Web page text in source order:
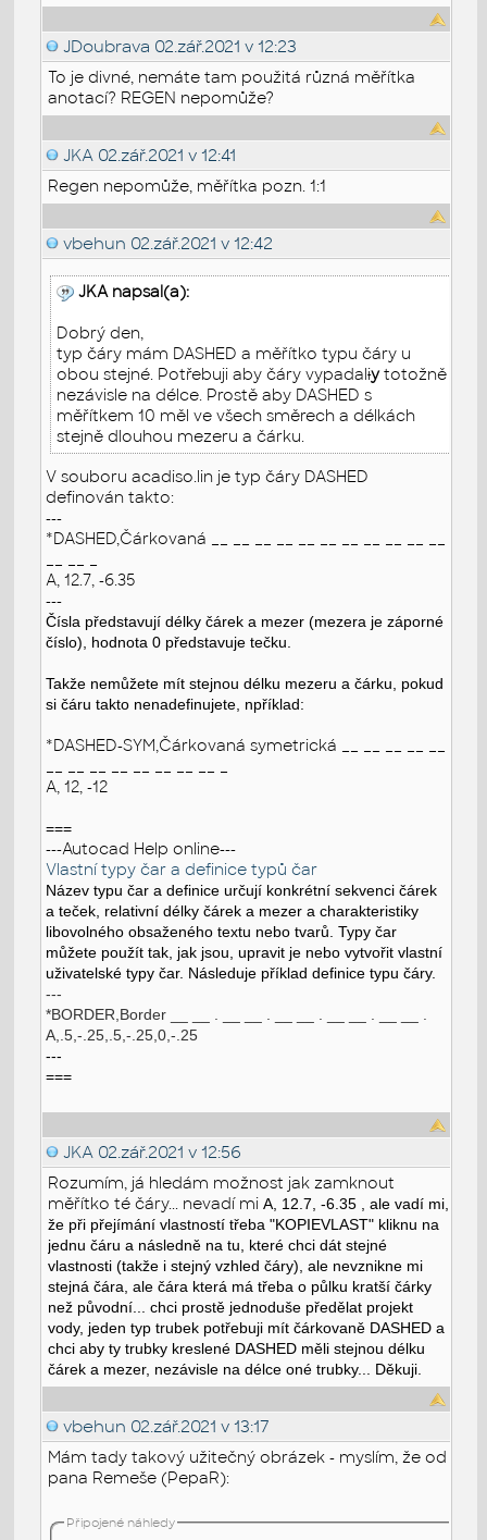
JDoubrava 02.zář.2021 v 12:23
To je divné, nemáte tam použitá různá měřítka
anotací? REGEN nepomůže?
JKA 02.zář.2021 v 12:41
Regen nepomůže, měřítka pozn. 1:1
vbehun 02.zář.2021 v 12:42
JKA napsal(a):
Dobrý den,
typ čáry mám DASHED a měřítko typu čáry u
obou stejné. Potřebuji aby čáry vypadaliytotožně
nezávisle na délce. Prostě aby DASHED s
měřítkem 10 měl ve všech směrech a délkách
stejně dlouhou mezeru a čárku.
V souboru acadiso.lin je typ čáry DASHED
definován takto:
---
*DASHED,Čárkovaná __ __ __ __ __ __ __ __ __ __ __
A, 12.7, -6.35
---
Čísla představují délky čárek a mezer (mezera je záporné
číslo), hodnota 0 představuje tečku.
Takže nemůžete mít stejnou délku mezeru a čárku, pokud
si čáru takto nenadefinujete, npříklad:
*DASHED-SYM,Čárkovaná symetrická __ __ __ __ __
A, 12, -12
===
---Autocad Help online---
Vlastní typy čar a definice typů čar
Název typu čar a definice určují konkrétní sekvenci čárek
a teček, relativní délky čárek a mezer a charakteristiky
libovolného obsaženého textu nebo tvarů. Typy čar
můžete použít tak, jak jsou, upravit je nebo vytvořit vlastní
uživatelské typy čar. Následuje příklad definice typu čáry.
---
*BORDER,Border __ __ . __ __ . __ __ . __ __ . __ __ .
A,.5,-.25,.5,-.25,0,-.25
---
===
JKA 02.zář.2021 v 12:56
Rozumím, já hledám možnost jak zamknout
měřítko té čáry... nevadí miA, 12.7, -6.35 , ale vadí mi,
že při přejímání vlastností třeba "KOPIEVLAST" kliknu na
jednu čáru a následně na tu, které chci dát stejné
vlastnosti (takže i stejný vzhled čáry), ale nevznikne mi
stejná čára, ale čára která má třeba o půlku kratší čárky
než původní... chci prostě jednoduše předělat projekt
vody, jeden typ trubek potřebuji mít čárkovaně DASHED a
chci aby ty trubky kreslené DASHED měli stejnou délku
čárek a mezer, nezávisle na délce oné trubky... Děkuji.
vbehun 02.zář.2021 v 13:17
Mám tady takový užitečný obrázek - myslím, že od
pana Remeše (PepaR):
Připojené náhledy